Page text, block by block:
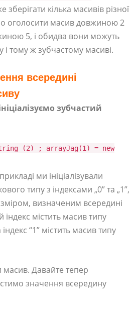
кілька масивів різної
масив довжиною 2
5, і обидва вони можуть
і тому ж зубчастому масиві.
всередині
зубчастий
(2) ; arrayJag(1) = new
ми ініціалізували
типу з індексами „0” та „1”,
визначеним всередині
індекс містить масив типу
“1” містить масив типу
масив. Давайте тепер
значення всередину